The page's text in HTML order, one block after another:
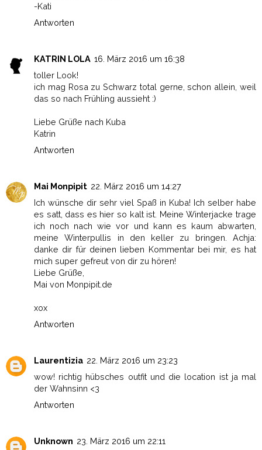
-Kati
Antworten
KATRIN LOLA 16. März 2016 um 16:38
toller Look!
ich mag Rosa zu Schwarz total gerne, schon allein, weil
das so nach Frühling aussieht :)
Liebe Grüße nach Kuba
Katrin
Antworten
Mai Monpipit 22. März 2016 um 14:27
Ich wünsche dir sehr viel Spaß in Kuba! Ich selber habe
es satt, dass es hier so kalt ist. Meine Winterjacke trage
ich noch nach wie vor und kann es kaum abwarten,
meine Winterpullis in den keller zu bringen. Achja:
danke dir für deinen lieben Kommentar bei mir, es hat
mich super gefreut von dir zu hören!
Liebe Grüße,
Mai von Monpipit.de
xox
Antworten
Laurentizia 22. März 2016 um 23:23
wow! richtig hübsches outfit und die location ist ja mal
der Wahnsinn <3
Antworten
Unknown 23. März 2016 um 22:11